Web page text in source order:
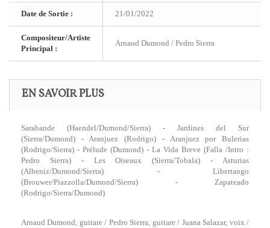
Date de Sortie : 21/01/2022
Compositeur/Artiste
Principal :
Arnaud Dumond / Pedro Sierra
EN SAVOIR PLUS
Sarabande (Haendel/Dumond/Sierra) - Jardines del Sur
(Sierra/Dumond) - Aranjuez (Rodrigo) - Aranjuez por Bulerias
(Rodrigo/Sierra) - Prélude (Dumond) - La Vida Breve (Falla /Intro :
Pedro Sierra) - Les Oiseaux (Sierra/Tobala) - Asturias
(Albeniz/Dumond/Sierra) - Libertango
(Brouwer/Piazzolla/Dumond/Sierra) - Zapateado
(Rodrigo/Sierra/Dumond)
Arnaud Dumond, guitare / Pedro Sierra, guitare / Juana Salazar, voix /